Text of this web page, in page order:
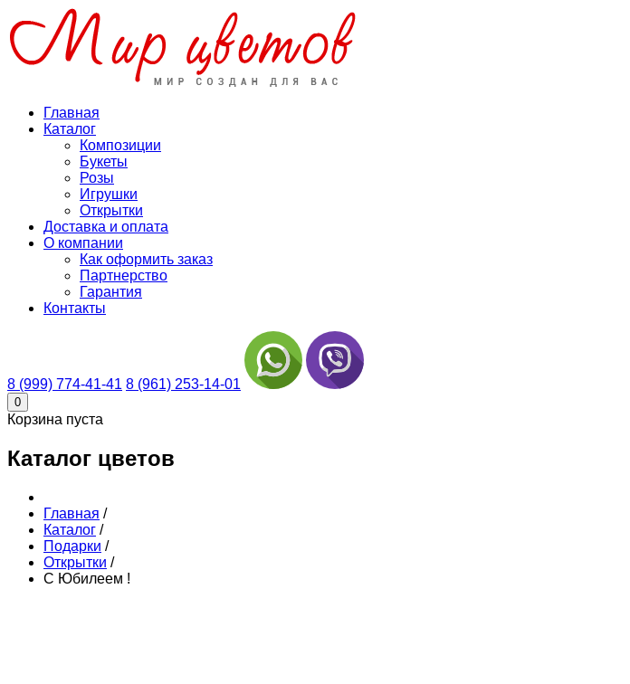
Главная
Каталог
Композиции
Букеты
Розы
Игрушки
Открытки
Доставка и оплата
О компании
Как оформить заказ
Партнерство
Гарантия
Контакты
8 (999) 774-41-41 8 (961) 253-14-01
0
Корзина пуста
Каталог цветов
Главная /
Каталог /
Подарки /
Открытки /
С Юбилеем !